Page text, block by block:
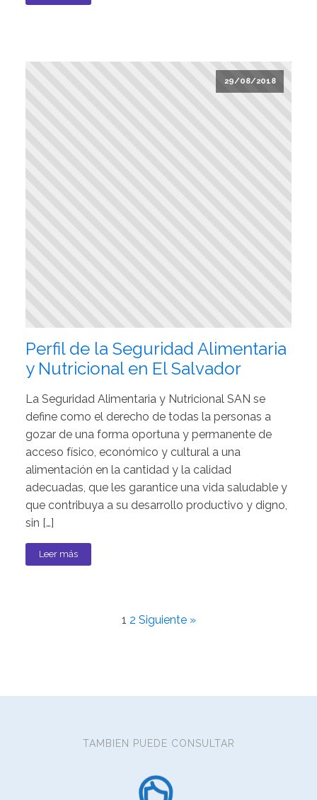
29/08/2018
Perfil de la Seguridad Alimentaria
y Nutricional en El Salvador
La Seguridad Alimentaria y Nutricional SAN se
define como el derecho de todas la personas a
gozar de una forma oportuna y permanente de
acceso físico, económico y cultural a una
alimentación en la cantidad y la calidad
adecuadas, que les garantice una vida saludable y
que contribuya a su desarrollo productivo y digno,
sin […]
Leer más
1 2 Siguiente »
TAMBIEN PUEDE CONSULTAR